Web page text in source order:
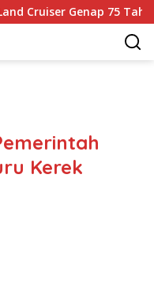
Genap 75 Tahun,
Kerek